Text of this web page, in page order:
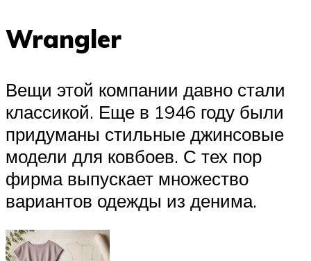
Wrangler
Вещи этой компании давно стали
классикой. Еще в 1946 году были
придуманы стильные джинсовые
модели для ковбоев. С тех пор
фирма выпускает множество
вариантов одежды из денима.